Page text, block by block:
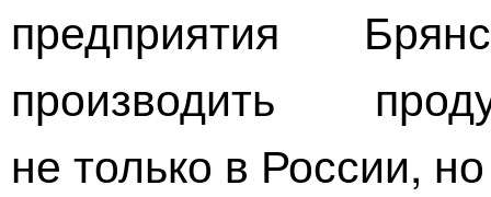
предприятия
производить
не только в России,